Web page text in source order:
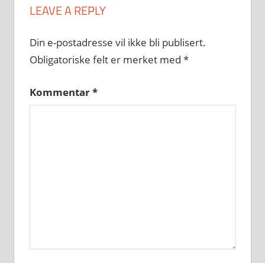
LEAVE A REPLY
Din e-postadresse vil ikke bli publisert.
Obligatoriske felt er merket med *
Kommentar*